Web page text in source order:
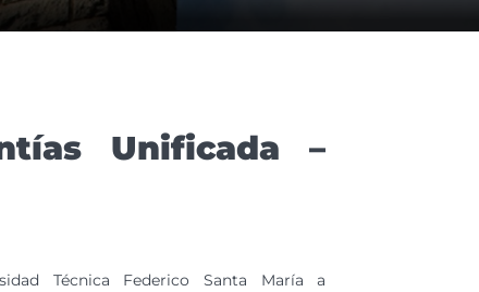
Unificada –
Técnica Federico Santa María a